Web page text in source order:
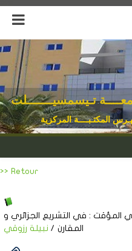
تـيسمسيـــــــلت
المكتـبــــة المركزية
>> Retour
المؤقت : في التشريع الجزائري و
المقارن / نبيلة رزوقي